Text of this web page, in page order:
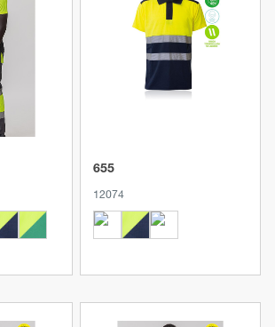
Produkt anzeigen
655
12074